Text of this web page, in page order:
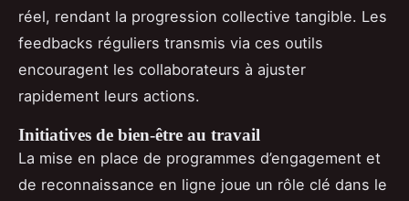
réel, rendant la progression collective tangible. Les
feedbacks réguliers transmis via ces outils
encouragent les collaborateurs à ajuster
rapidement leurs actions.
Initiatives de bien-être au travail
La mise en place de programmes d’engagement et
de reconnaissance en ligne joue un rôle clé dans le